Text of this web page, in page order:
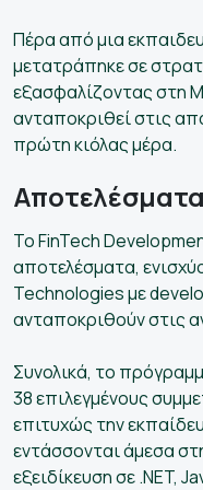
Πέρα από μια
μετατράπηκε σε
εξασφαλίζοντας στη
ανταποκριθεί στις
πρώτη κιόλας μέρα.
Αποτελέσματα
Το FinTech
αποτελέσματα,
Technologies με
ανταποκριθούν στις
Συνολικά, το
38 επιλεγμένους
επιτυχώς την
εντάσσονται άμεσα
εξειδίκευση σε .NET,